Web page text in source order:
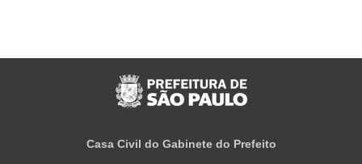
Casa Civil do Gabinete do Prefeito